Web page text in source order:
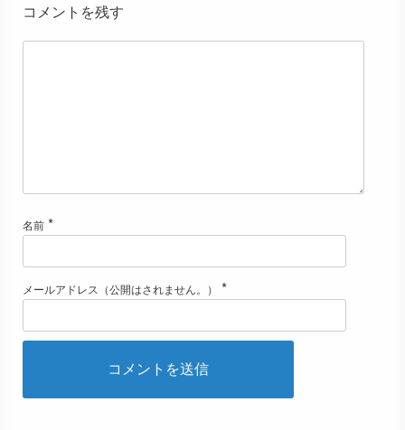
コメントを残す
名前 *
メールアドレス（公開はされません。） *